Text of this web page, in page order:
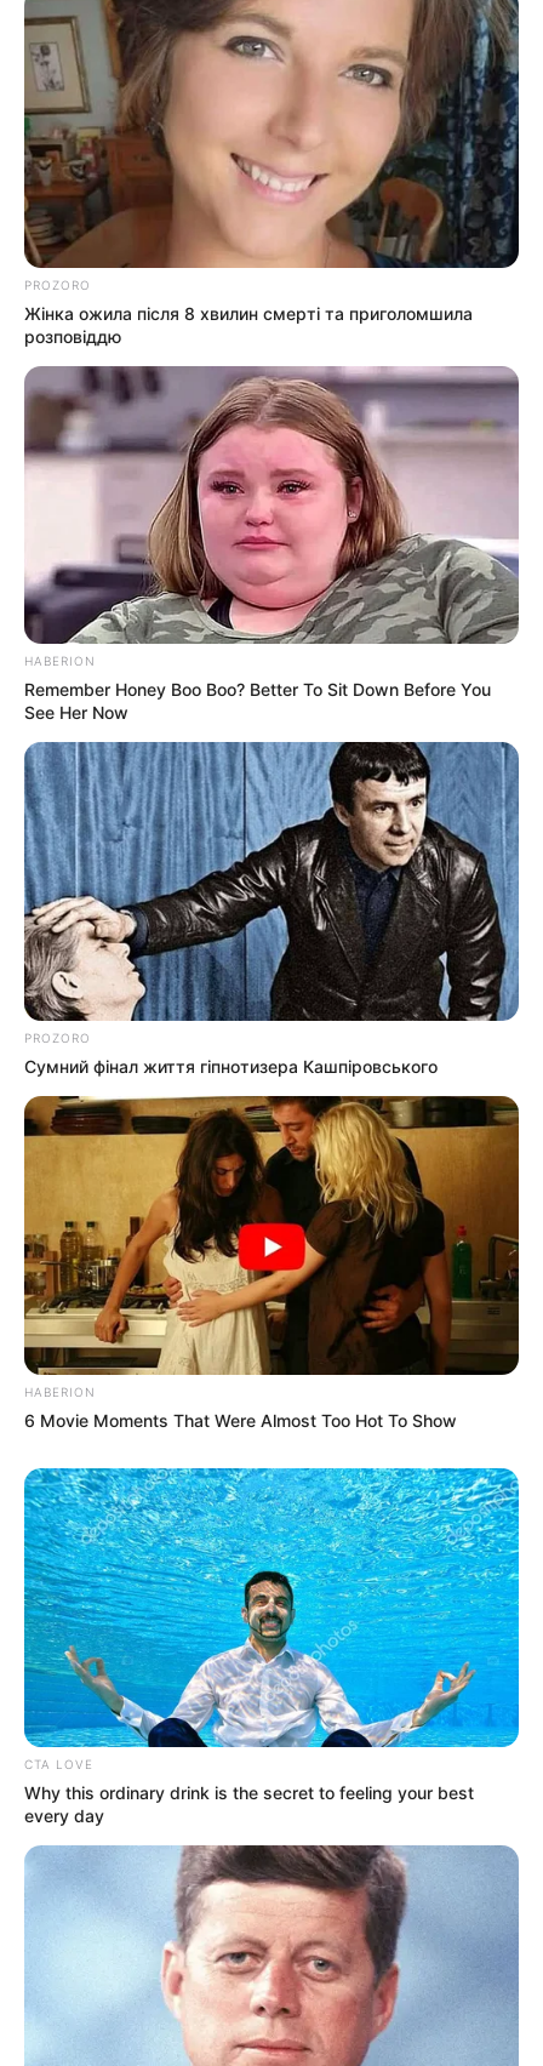
PROZORO
Жінка ожила після 8 хвилин смерті та приголомшила
розповіддю
HABERION
Remember Honey Boo Boo? Better To Sit Down Before You
See Her Now
PROZORO
Сумний фінал життя гіпнотизера Кашпіровського
HABERION
6 Movie Moments That Were Almost Too Hot To Show
CTA LOVE
Why this ordinary drink is the secret to feeling your best
every day